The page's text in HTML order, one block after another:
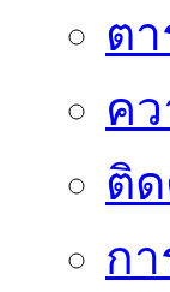
ต
ค
ติ
ก